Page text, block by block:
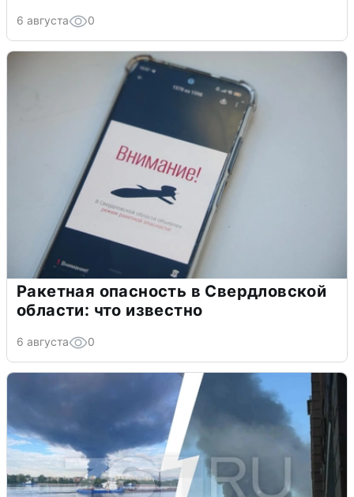
6 августа 0
Ракетная опасность в Свердловской
области: что известно
6 августа 0